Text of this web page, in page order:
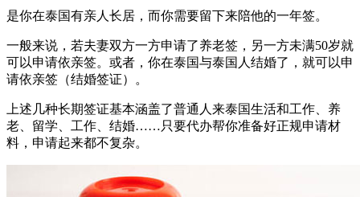
是你在泰国有亲人长居，而你需要留下来陪他的一年签。
一般来说，若夫妻双方一方申请了养老签，另一方未满50岁就
可以申请依亲签。或者，你在泰国与泰国人结婚了，就可以申
请依亲签（结婚签证）。
上述几种长期签证基本涵盖了普通人来泰国生活和工作、养
老、留学、工作、结婚……只要代办帮你准备好正规申请材
料，申请起来都不复杂。